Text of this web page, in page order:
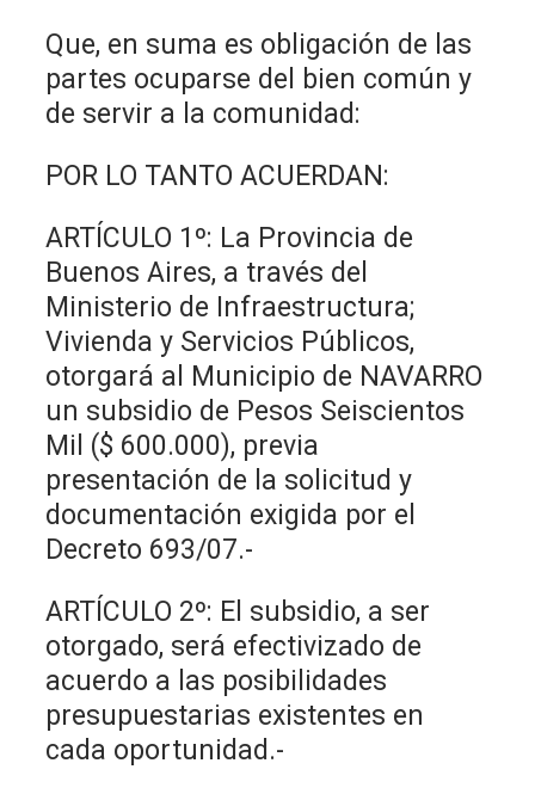
Que, en suma es obligación de las
partes ocuparse del bien común y
de servir a la comunidad:
POR LO TANTO ACUERDAN:
ARTÍCULO 1º: La Provincia de
Buenos Aires, a través del
Ministerio de Infraestructura;
Vivienda y Servicios Públicos,
otorgará al Municipio de NAVARRO
un subsidio de Pesos Seiscientos
Mil ($ 600.000), previa
presentación de la solicitud y
documentación exigida por el
Decreto 693/07.-
ARTÍCULO 2º: El subsidio, a ser
otorgado, será efectivizado de
acuerdo a las posibilidades
presupuestarias existentes en
cada oportunidad.-